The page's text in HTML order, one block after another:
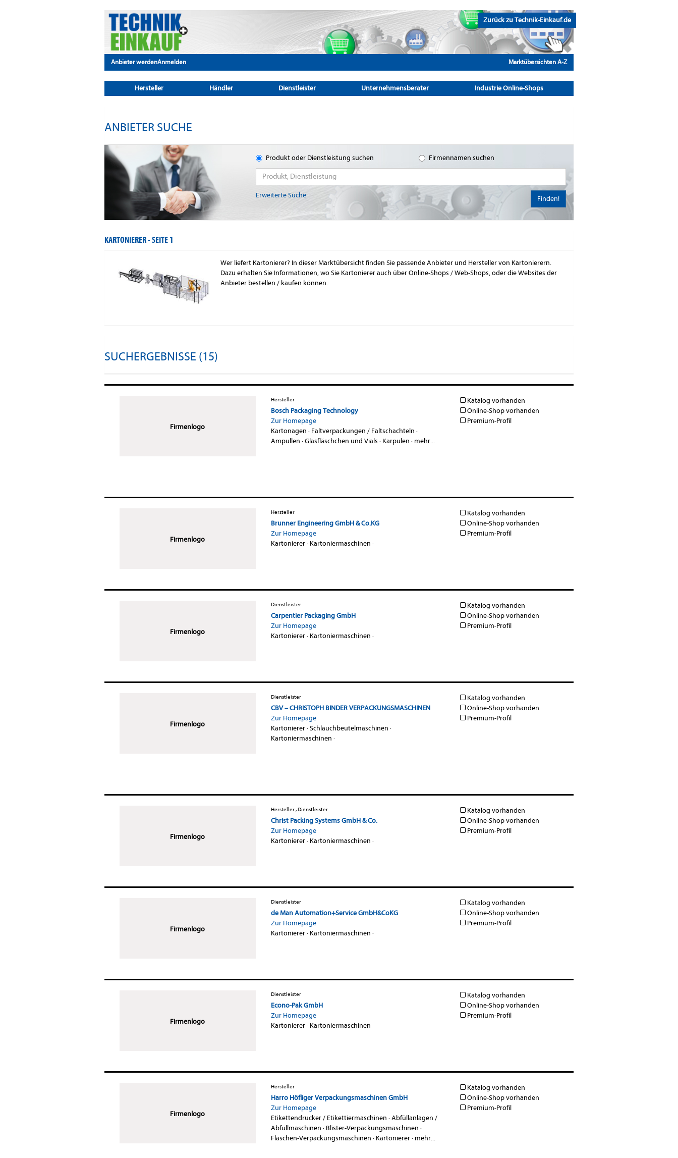
Zurück zu Technik-Einkauf.de
Anbieter werdenAnmelden Marktübersichten A-Z
Hersteller Händler Dienstleister Unternehmensberater Industrie Online-Shops
ANBIETER SUCHE
Produkt oder Dienstleistung suchen Firmennamen suchen
Erweiterte Suche Finden!
KARTONIERER -SEITE 1
Wer liefert Kartonierer? In dieser Marktübersicht finden Sie passende Anbieter und Hersteller von Kartonierern.
Dazu erhalten Sie Informationen, wo Sie Kartonierer auch über Online-Shops / Web-Shops, oder die Websites der
Anbieter bestellen / kaufen können.
SUCHERGEBNISSE (15)
Firmenlogo
Hersteller
Bosch Packaging Technology
Zur Homepage
Kartonagen · Faltverpackungen / Faltschachteln ·
Ampullen ·Glasfläschchen und Vials · Karpulen · mehr...
Katalog vorhanden
Online-Shop vorhanden
Premium-Profil
Firmenlogo
Hersteller
Brunner Engineering GmbH & Co.KG
Zur Homepage
Kartonierer· Kartoniermaschinen ·
Katalog vorhanden
Online-Shop vorhanden
Premium-Profil
Firmenlogo
Dienstleister
Carpentier Packaging GmbH
Zur Homepage
Kartonierer· Kartoniermaschinen ·
Katalog vorhanden
Online-Shop vorhanden
Premium-Profil
Firmenlogo
Dienstleister
CBV – CHRISTOPH BINDER VERPACKUNGSMASCHINEN
Zur Homepage
Kartonierer·Schlauchbeutelmaschinen ·
Kartoniermaschinen ·
Katalog vorhanden
Online-Shop vorhanden
Premium-Profil
Firmenlogo
Hersteller , Dienstleister
Christ Packing Systems GmbH & Co.
Zur Homepage
Kartonierer· Kartoniermaschinen ·
Katalog vorhanden
Online-Shop vorhanden
Premium-Profil
Firmenlogo
Dienstleister
de Man Automation+Service GmbH&CoKG
Zur Homepage
Kartonierer· Kartoniermaschinen ·
Katalog vorhanden
Online-Shop vorhanden
Premium-Profil
Firmenlogo
Dienstleister
Econo-Pak GmbH
Zur Homepage
Kartonierer· Kartoniermaschinen ·
Katalog vorhanden
Online-Shop vorhanden
Premium-Profil
Firmenlogo
Hersteller
Harro Höfliger Verpackungsmaschinen GmbH
Zur Homepage
Etikettendrucker / Etikettiermaschinen ·Abfüllanlagen /
Abfüllmaschinen · Blister-Verpackungsmaschinen ·
Flaschen-Verpackungsmaschinen · Kartonierer· mehr...
Katalog vorhanden
Online-Shop vorhanden
Premium-Profil